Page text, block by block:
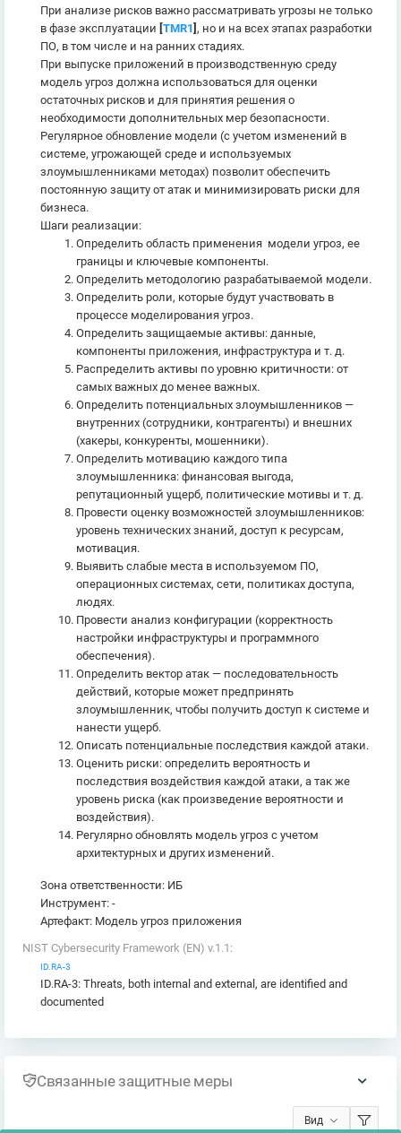
При анализе рисков важно рассматривать угрозы не только
в фазе эксплуатации [TMR1] , но и на всех этапах разработки
ПО, в том числе и на ранних стадиях.
При выпуске приложений в производственную среду
модель угроз должна использоваться для оценки
остаточных рисков и для принятия решения о
необходимости дополнительных мер безопасности.
Регулярное обновление модели (с учетом изменений в
системе, угрожающей среде и используемых
злоумышленниками методах) позволит обеспечить
постоянную защиту от атак и минимизировать риски для
бизнеса.
Шаги реализации:
Определить область применения модели угроз, ее
границы и ключевые компоненты.
Определить методологию разрабатываемой модели.
Определить роли, которые будут участвовать в
процессе моделирования угроз.
Определить защищаемые активы: данные,
компоненты приложения, инфраструктура и т. д.
Распределить активы по уровню критичности: от
самых важных до менее важных.
Определить потенциальных злоумышленников —
внутренних (сотрудники, контрагенты) и внешних
(хакеры, конкуренты, мошенники).
Определить мотивацию каждого типа
злоумышленника: финансовая выгода,
репутационный ущерб, политические мотивы и т. д.
Провести оценку возможностей злоумышленников:
уровень технических знаний, доступ к ресурсам,
мотивация.
Выявить слабые места в используемом ПО,
операционных системах, сети, политиках доступа,
людях.
Провести анализ конфигурации (корректность
настройки инфраструктуры и программного
обеспечения).
Определить вектор атак — последовательность
действий, которые может предпринять
злоумышленник, чтобы получить доступ к системе и
нанести ущерб.
Описать потенциальные последствия каждой атаки.
Оценить риски: определить вероятность и
последствия воздействия каждой атаки, а так же
уровень риска (как произведение вероятности и
воздействия).
Регулярно обновлять модель угроз с учетом
архитектурных и других изменений.
Зона ответственности: ИБ
Инструмент: -
Артефакт: Модель угроз приложения
NIST Cybersecurity Framework (EN) v.1.1:
ID.RA-3
ID.RA-3: Threats, both internal and external, are identified and
documented
Связанные защитные меры
Вид